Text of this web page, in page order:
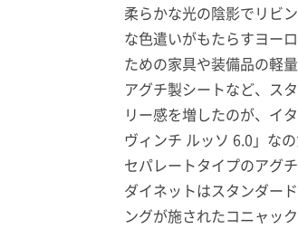
柔らかな光の陰影でリビ
な色遣いがもたらすヨー
ための家具や装備品の軽
アグチ製シートなど、ス
リー感を増したのが、イ
ヴィンチ ルッソ 6.0」なの
セパレートタイプのアグ
ダイネットはスタンダー
ングが施されたコニャッ